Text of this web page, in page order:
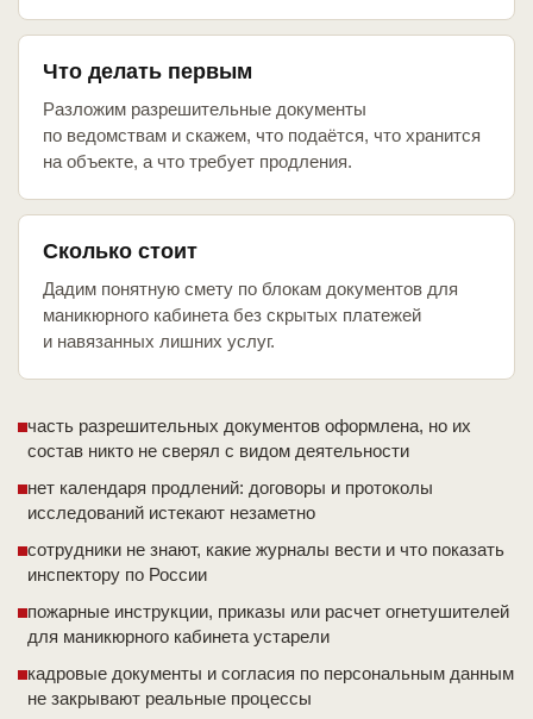
Что делать первым
Разложим разрешительные документы
по ведомствам и скажем, что подаётся, что хранится
на объекте, а что требует продления.
Сколько стоит
Дадим понятную смету по блокам документов для
маникюрного кабинета без скрытых платежей
и навязанных лишних услуг.
часть разрешительных документов оформлена, но их
состав никто не сверял с видом деятельности
нет календаря продлений: договоры и протоколы
исследований истекают незаметно
сотрудники не знают, какие журналы вести и что показать
инспектору по России
пожарные инструкции, приказы или расчет огнетушителей
для маникюрного кабинета устарели
кадровые документы и согласия по персональным данным
не закрывают реальные процессы